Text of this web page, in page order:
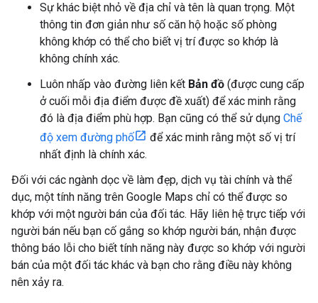
Sự khác biệt nhỏ về địa chỉ và tên là quan trọng. Một
thông tin đơn giản như số căn hộ hoặc số phòng
không khớp có thể cho biết vị trí được so khớp là
không chính xác.
Luôn nhấp vào đường liên kết Bản đồ (được cung cấp
ở cuối mỗi địa điểm được đề xuất) để xác minh rằng
đó là địa điểm phù hợp. Bạn cũng có thể sử dụng Chế
độ xem đường phố
để xác minh rằng một số vị trí
nhất định là chính xác.
Đối với các ngành dọc về làm đẹp, dịch vụ tài chính và thể
dục, một tính năng trên Google Maps chỉ có thể được so
khớp với một người bán của đối tác. Hãy liên hệ trực tiếp với
người bán nếu bạn cố gắng so khớp người bán, nhận được
thông báo lỗi cho biết tính năng này được so khớp với người
bán của một đối tác khác và bạn cho rằng điều này không
nên xảy ra.